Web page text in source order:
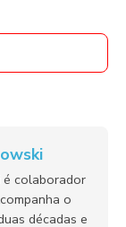
é colaborador
o
décadas e